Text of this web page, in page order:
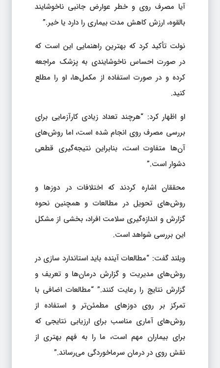
آیا مصرف روی و خطر عوارض جانبی ناخوشایند
بالقوه، ارزش کاهش مدت بیماری را دارد یا خیر.”
نولت تأکید کرد که بهترین راهنمایی این است که
در صورت احساس ناخوشایندی به پزشک مراجعه
کرده و در صورت استفاده از مکمل‌ها، او را مطلع
کنید.
او اظهار کرد: “هرچند تعداد زیادی کارآزمایی برای
بررسی مصرف روی انجام شده است، اما روش‌های
آن‌ها متفاوت است، بنابراین نتیجه‌گیری قطعی
دشوار است.”
محققان اشاره کردند که اختلافات در دوزها و
روش‌های تحویل در مطالعات و همچنین نحوه
گزارش و اندازه‌گیری سلامت افراد، بخشی از مشکل
این بررسی شواهد است.
ویلند گفت: “مطالعات آینده باید استاندارد سازی در
روش‌های مدیریت و گزارش درمان‌ها و تعریف و
گزارش نتایج را رعایت کنند.” “مطالعات اضافی با
تمرکز بر روی دوزهای مطمئن‌تر و استفاده از
روش‌های آماری مناسب برای ارزیابی نتایجی که
برای بیماران مهم است، ما را به فهم بهتری از
نقش روی در درمان سرماخوردگی می‌رساند.”